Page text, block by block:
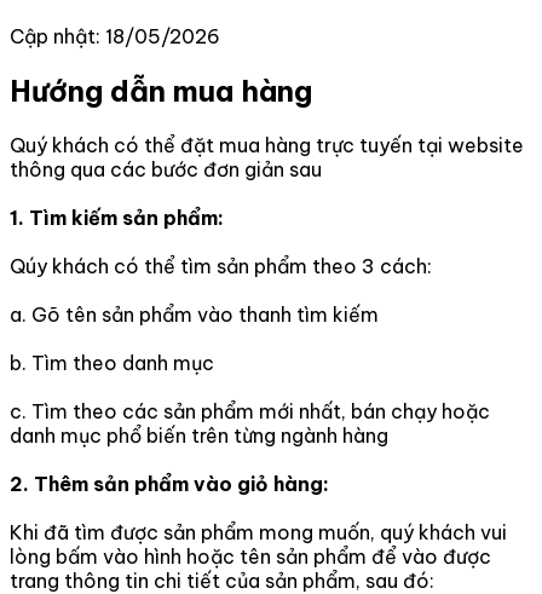
Cập nhật: 18/05/2026
Hướng dẫn mua hàng
Quý khách có thể đặt mua hàng trực tuyến tại website
thông qua các bước đơn giản sau
1. Tìm kiếm sản phẩm:
Qúy khách có thể tìm sản phẩm theo 3 cách:
a. Gõ tên sản phẩm vào thanh tìm kiếm
b. Tìm theo danh mục
c. Tìm theo các sản phẩm mới nhất, bán chạy hoặc
danh mục phổ biến trên từng ngành hàng
2. Thêm sản phẩm vào giỏ hàng:
Khi đã tìm được sản phẩm mong muốn, quý khách vui
lòng bấm vào hình hoặc tên sản phẩm để vào được
trang thông tin chi tiết của sản phẩm, sau đó: